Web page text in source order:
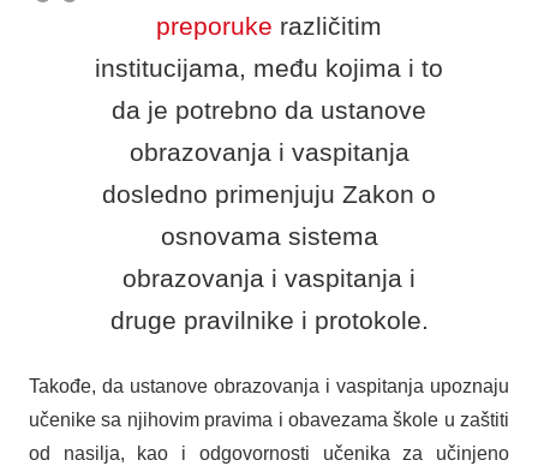
preporuke različitim
institucijama, među kojima i to
da je potrebno da ustanove
obrazovanja i vaspitanja
dosledno primenjuju Zakon o
osnovama sistema
obrazovanja i vaspitanja i
druge pravilnike i protokole.
Takođe, da ustanove obrazovanja i vaspitanja upoznaju
učenike sa njihovim pravima i obavezama škole u zaštiti
od nasilja, kao i odgovornosti učenika za učinjeno